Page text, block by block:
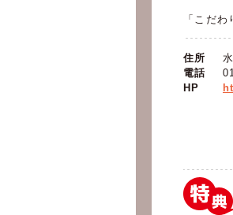
「こだ
住所
電話
HP